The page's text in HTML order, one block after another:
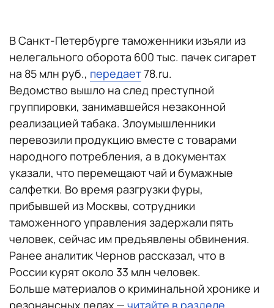
В Санкт-Петербурге таможенники изъяли из
нелегального оборота 600 тыс. пачек сигарет
на 85 млн руб., передает78.ru.
Ведомство вышло на след преступной
группировки, занимавшейся незаконной
реализацией табака. Злоумышленники
перевозили продукцию вместе с товарами
народного потребления, а в документах
указали, что перемещают чай и бумажные
салфетки. Во время разгрузки фуры,
прибывшей из Москвы, сотрудники
таможенного управления задержали пять
человек, сейчас им предъявлены обвинения.
Ранее аналитик Чернов рассказал, что в
России курят около 33 млн человек.
Больше материалов о криминальной хронике и
резонансных делах — читайте в разделе